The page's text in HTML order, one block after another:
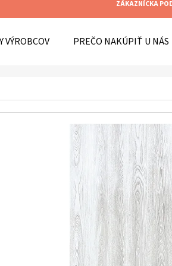
ZÁKAZNÍCKA
VÝROBCOV PREČO NAKÚPIŤ U NÁS
HĽADAŤ